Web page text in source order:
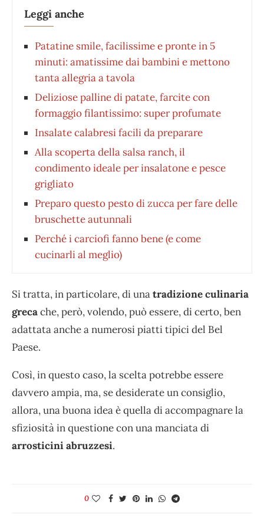
Leggi anche
Patatine smile, facilissime e pronte in 5
minuti: amatissime dai bambini e mettono
tanta allegria a tavola
Deliziose palline di patate, farcite con
formaggio filantissimo: super profumate
Insalate calabresi facili da preparare
Alla scoperta della salsa ranch, il
condimento ideale per insalatone e pesce
grigliato
Preparo questo pesto di zucca per fare delle
bruschette autunnali
Perché i carciofi fanno bene (e come
cucinarli al meglio)
Si tratta, in particolare, di unatradizione culinaria
grecache, però, volendo, può essere, di certo, ben
adattata anche a numerosi piatti tipici del Bel
Paese.
Così, in questo caso, la scelta potrebbe essere
davvero ampia, ma, se desiderate un consiglio,
allora, una buona idea è quella di accompagnare la
sfiziosità in questione con una manciata di
arrosticini abruzzesi.
0